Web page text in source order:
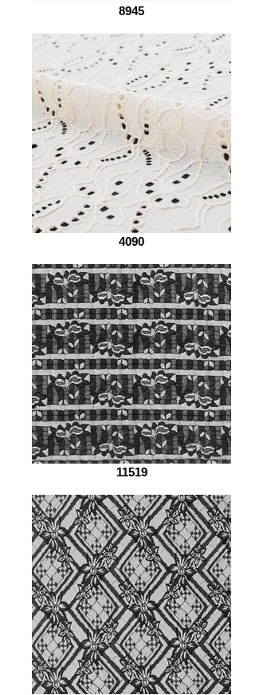
8945
4090
11519